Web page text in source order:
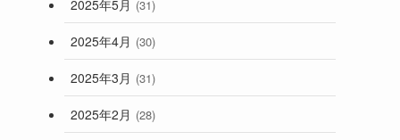
2025年5月 (31)
2025年4月 (30)
2025年3月 (31)
2025年2月 (28)